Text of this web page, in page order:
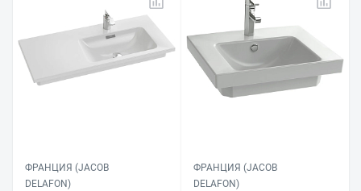
ФРАНЦИЯ (JACOB
DELAFON)
ФРАНЦИЯ (JACOB
DELAFON)